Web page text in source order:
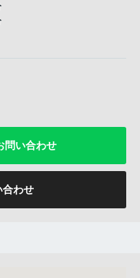
問い合わせ
合わせ